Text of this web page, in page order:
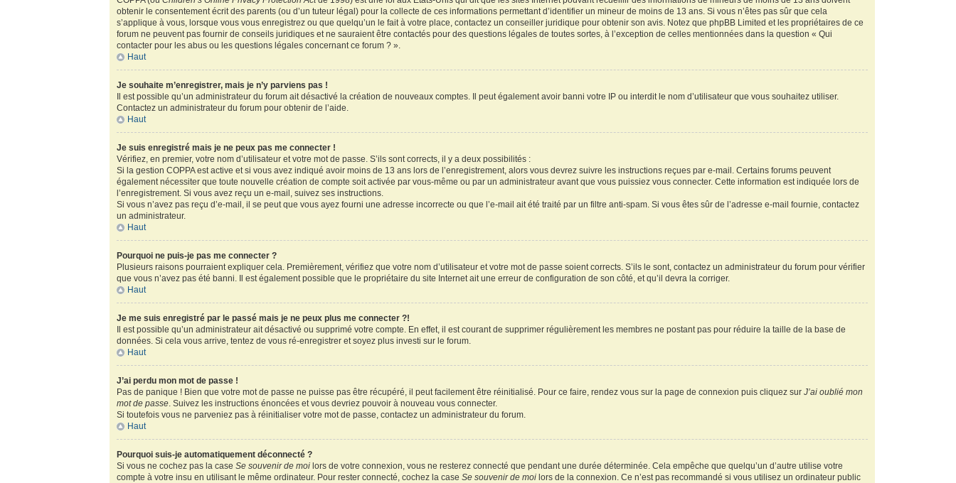
obtenir le consentement écrit des parents (ou d’un tuteur légal) pour la collecte de ces informations permettant d’identifier un mineur de moins de 13 ans. Si vous n’êtes pas sûr que cela
s’applique à vous, lorsque vous vous enregistrez ou que quelqu’un le fait à votre place, contactez un conseiller juridique pour obtenir son avis. Notez que phpBB Limited et les propriétaires de ce
forum ne peuvent pas fournir de conseils juridiques et ne sauraient être contactés pour des questions légales de toutes sortes, à l’exception de celles mentionnées dans la question « Qui
contacter pour les abus ou les questions légales concernant ce forum ? ».
Haut
Je souhaite m’enregistrer, mais je n’y parviens pas !
Il est possible qu’un administrateur du forum ait désactivé la création de nouveaux comptes. Il peut également avoir banni votre IP ou interdit le nom d’utilisateur que vous souhaitez utiliser.
Contactez un administrateur du forum pour obtenir de l’aide.
Haut
Je suis enregistré mais je ne peux pas me connecter !
Vérifiez, en premier, votre nom d’utilisateur et votre mot de passe. S’ils sont corrects, il y a deux possibilités :
Si la gestion COPPA est active et si vous avez indiqué avoir moins de 13 ans lors de l’enregistrement, alors vous devrez suivre les instructions reçues par e-mail. Certains forums peuvent
également nécessiter que toute nouvelle création de compte soit activée par vous-même ou par un administrateur avant que vous puissiez vous connecter. Cette information est indiquée lors de
l’enregistrement. Si vous avez reçu un e-mail, suivez ses instructions.
Si vous n’avez pas reçu d’e-mail, il se peut que vous ayez fourni une adresse incorrecte ou que l’e-mail ait été traité par un filtre anti-spam. Si vous êtes sûr de l’adresse e-mail fournie, contactez
un administrateur.
Haut
Pourquoi ne puis-je pas me connecter ?
Plusieurs raisons pourraient expliquer cela. Premièrement, vérifiez que votre nom d’utilisateur et votre mot de passe soient corrects. S’ils le sont, contactez un administrateur du forum pour vérifier
que vous n’avez pas été banni. Il est également possible que le propriétaire du site Internet ait une erreur de configuration de son côté, et qu’il devra la corriger.
Haut
Je me suis enregistré par le passé mais je ne peux plus me connecter ?!
Il est possible qu’un administrateur ait désactivé ou supprimé votre compte. En effet, il est courant de supprimer régulièrement les membres ne postant pas pour réduire la taille de la base de
données. Si cela vous arrive, tentez de vous ré-enregistrer et soyez plus investi sur le forum.
Haut
J’ai perdu mon mot de passe !
Pas de panique ! Bien que votre mot de passe ne puisse pas être récupéré, il peut facilement être réinitialisé. Pour ce faire, rendez vous sur la page de connexion puis cliquez surJ’ai oublié mon
mot de passe. Suivez les instructions énoncées et vous devriez pouvoir à nouveau vous connecter.
Si toutefois vous ne parveniez pas à réinitialiser votre mot de passe, contactez un administrateur du forum.
Haut
Pourquoi suis-je automatiquement déconnecté ?
Si vous ne cochez pas la caseSe souvenir de moi lors de votre connexion, vous ne resterez connecté que pendant une durée déterminée. Cela empêche que quelqu’un d’autre utilise votre
compte à votre insu en utilisant le même ordinateur. Pour rester connecté, cochez la caseSe souvenir de moi lors de la connexion. Ce n’est pas recommandé si vous utilisez un ordinateur public